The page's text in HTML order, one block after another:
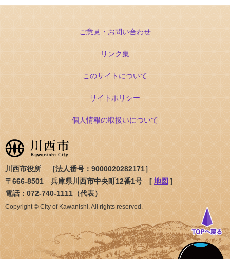
ご意見・お問い合わせ
リンク集
このサイトについて
サイトポリシー
個人情報の取扱いについて
川西市役所 ［法人番号：9000020282171］
〒666-8501 兵庫県川西市中央町12番1号 [ 地図 ]
電話：072-740-1111（代表）
Copyright © City of Kawanishi. All rights reserved.